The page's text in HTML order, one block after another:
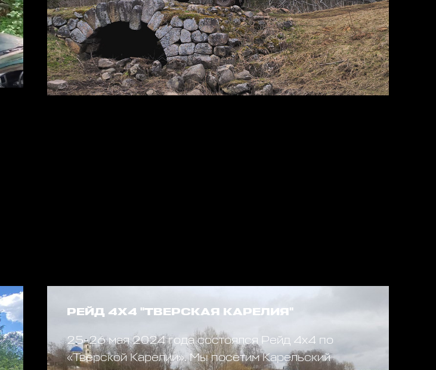
РЕЙД 4Х4 "ТВЕРСКАЯ КАРЕЛИЯ"
25-26 мая 2024 года состоялся Рейд 4х4 по
«Тверской Карелии». Мы посетим Карельский